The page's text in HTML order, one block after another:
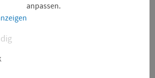
anpassen.